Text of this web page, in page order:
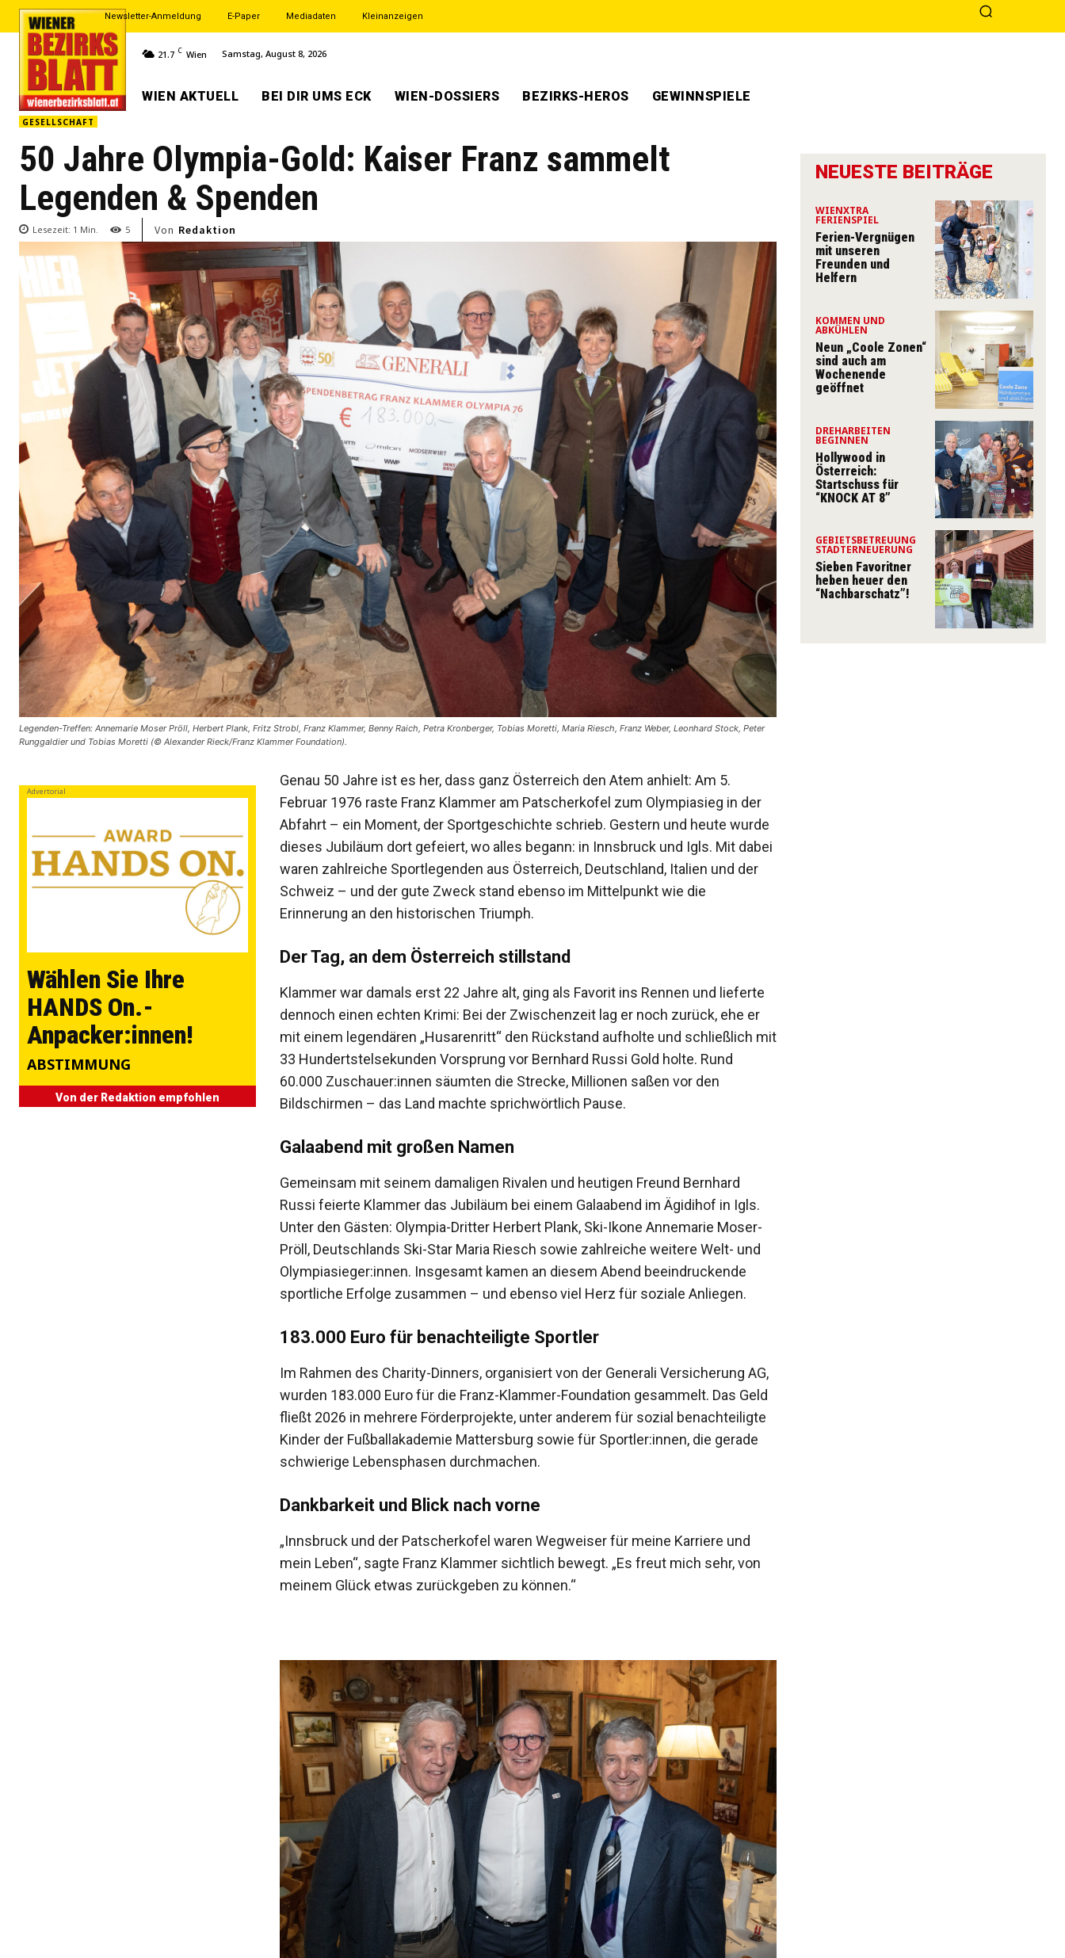
Newsletter-Anmeldung E-Paper Mediadaten Kleinanzeigen
21.7 C Wien Samstag, August 8, 2026
WIEN AKTUELL BEI DIR UMS ECK WIEN-DOSSIERS BEZIRKS-HEROS GEWINNSPIELE
GESELLSCHAFT
50 Jahre Olympia-Gold: Kaiser Franz sammelt
Legenden & Spenden
Lesezeit: 1 Min. 5 Von Redaktion
Legenden-Treffen: Annemarie Moser Pröll, Herbert Plank, Fritz Strobl, Franz Klammer, Benny Raich, Petra Kronberger, Tobias Moretti, Maria Riesch, Franz Weber, Leonhard Stock, Peter
Runggaldier und Tobias Moretti (© Alexander Rieck/Franz Klammer Foundation).
Advertorial
Wählen Sie Ihre
HANDS On.-
Anpacker:innen!
ABSTIMMUNG
Von der Redaktion empfohlen
Genau 50 Jahre ist es her, dass ganz Österreich den Atem anhielt: Am 5.
Februar 1976 raste Franz Klammer am Patscherkofel zum Olympiasieg in der
Abfahrt – ein Moment, der Sportgeschichte schrieb. Gestern und heute wurde
dieses Jubiläum dort gefeiert, wo alles begann: in Innsbruck und Igls. Mit dabei
waren zahlreiche Sportlegenden aus Österreich, Deutschland, Italien und der
Schweiz – und der gute Zweck stand ebenso im Mittelpunkt wie die
Erinnerung an den historischen Triumph.
Der Tag, an dem Österreich stillstand
Klammer war damals erst 22 Jahre alt, ging als Favorit ins Rennen und lieferte
dennoch einen echten Krimi: Bei der Zwischenzeit lag er noch zurück, ehe er
mit einem legendären „Husarenritt“ den Rückstand aufholte und schließlich mit
33 Hundertstelsekunden Vorsprung vor Bernhard Russi Gold holte. Rund
60.000 Zuschauer:innen säumten die Strecke, Millionen saßen vor den
Bildschirmen – das Land machte sprichwörtlich Pause.
Galaabend mit großen Namen
Gemeinsam mit seinem damaligen Rivalen und heutigen Freund Bernhard
Russi feierte Klammer das Jubiläum bei einem Galaabend im Ägidihof in Igls.
Unter den Gästen: Olympia-Dritter Herbert Plank, Ski-Ikone Annemarie Moser-
Pröll, Deutschlands Ski-Star Maria Riesch sowie zahlreiche weitere Welt- und
Olympiasieger:innen. Insgesamt kamen an diesem Abend beeindruckende
sportliche Erfolge zusammen – und ebenso viel Herz für soziale Anliegen.
183.000 Euro für benachteiligte Sportler
Im Rahmen des Charity-Dinners, organisiert von der Generali Versicherung AG,
wurden 183.000 Euro für die Franz-Klammer-Foundation gesammelt. Das Geld
fließt 2026 in mehrere Förderprojekte, unter anderem für sozial benachteiligte
Kinder der Fußballakademie Mattersburg sowie für Sportler:innen, die gerade
schwierige Lebensphasen durchmachen.
Dankbarkeit und Blick nach vorne
„Innsbruck und der Patscherkofel waren Wegweiser für meine Karriere und
mein Leben“, sagte Franz Klammer sichtlich bewegt. „Es freut mich sehr, von
meinem Glück etwas zurückgeben zu können.“
NEUESTE BEITRÄGE
WIENXTRA
FERIENSPIEL
Ferien-Vergnügen
mit unseren
Freunden und
Helfern
KOMMEN UND
ABKÜHLEN
Neun „Coole Zonen“
sind auch am
Wochenende
geöffnet
DREHARBEITEN
BEGINNEN
Hollywood in
Österreich:
Startschuss für
“KNOCK AT 8”
GEBIETSBETREUUNG
STADTERNEUERUNG
Sieben Favoritner
heben heuer den
“Nachbarschatz”!